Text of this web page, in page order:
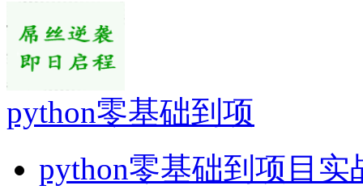
python零基础到项
python零基础到项目实